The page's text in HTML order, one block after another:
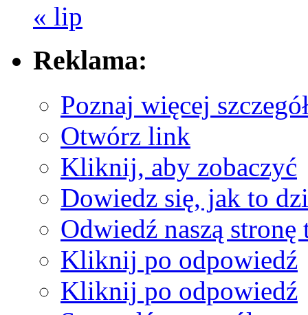
« lip
Reklama:
Poznaj więcej
Otwórz link
Kliknij, aby zobaczyć
Dowiedz się, jak to
Odwiedź naszą stronę
Kliknij po odpowiedź
Kliknij po odpowiedź